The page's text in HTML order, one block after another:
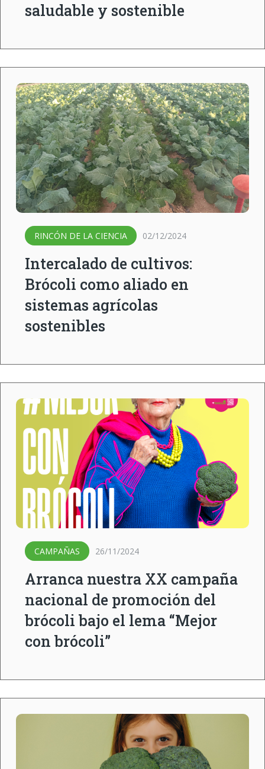
saludable y sostenible
RINCÓN DE LA CIENCIA 02/12/2024
Intercalado de cultivos:
Brócoli como aliado en
sistemas agrícolas
sostenibles
CAMPAÑAS 26/11/2024
Arranca nuestra XX campaña
nacional de promoción del
brócoli bajo el lema “Mejor
con brócoli”